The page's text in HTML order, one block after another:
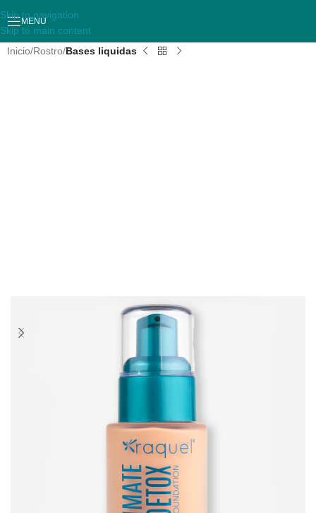
Skip to navigation
Skip to main content
MENU
Inicio Rostro Bases liquidas